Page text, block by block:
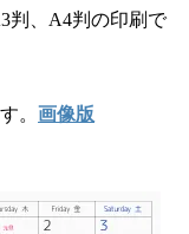
判、A4判の印刷で
。 画像版